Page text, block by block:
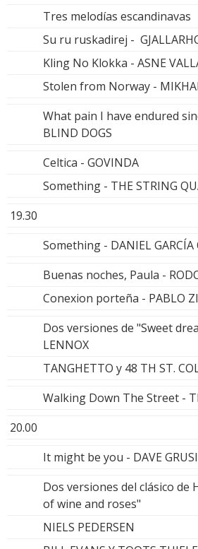
Tres melodías escandinavas
Su ru ruskadirej -
Kling No Klokka - ASNE
Stolen from Norway -
What pain I have endured
BLIND DOGS
Celtica - GOVINDA
Something - THE STRING
19.30
Something - DANIEL
Buenas noches, Paula -
Conexion porteña - PABLO
Dos versiones de "Sweet
LENNOX
TANGHETTO y 48 TH ST.
Walking Down The Street -
20.00
It might be you - DAVE
Dos versiones del clásico de
of wine and roses"
NIELS PEDERSEN